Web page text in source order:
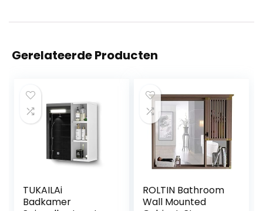
Gerelateerde Producten
TUKAILAi
Badkamer
ROLTIN Bathroom
Wall Mounted